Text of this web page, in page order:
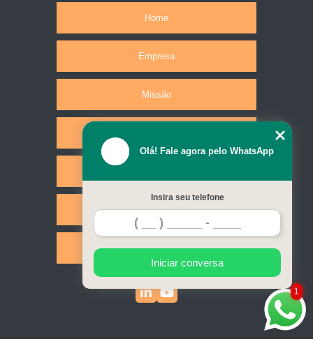
Home
Empresa
Missão
Contato
Mapa do site
1
Olá! Fale agora pelo WhatsApp
Insira seu telefone
Iniciar conversa